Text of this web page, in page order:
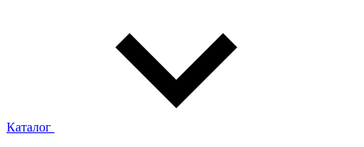
Каталог